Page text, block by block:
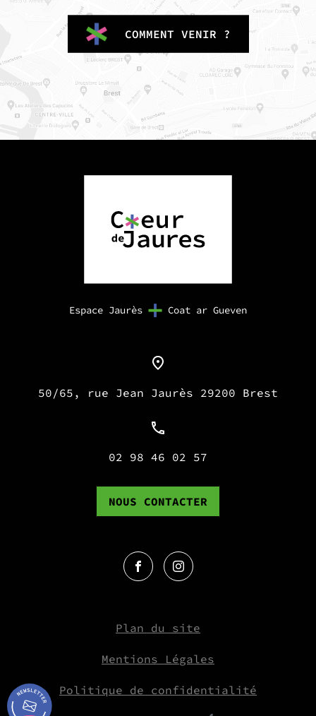
COMMENT VENIR ?
Espace Jaurès Coat ar Gueven
50/65, rue Jean Jaurès 29200 Brest
02 98 46 02 57
NOUS CONTACTER
Plan du site
Mentions Légales
Politique de confidentialité